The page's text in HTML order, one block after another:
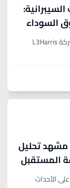
السوداء
تُعد قضية المدير التنفيذي الأسترالي السابق في شركة L3Harris
تحليل
المستقبل
على الأحداث